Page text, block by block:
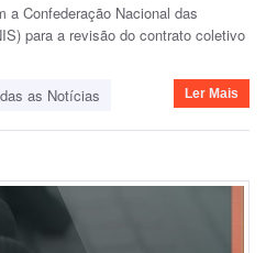
a Confederação Nacional das
para a revisão do contrato coletivo
as Notícias Ler Mais